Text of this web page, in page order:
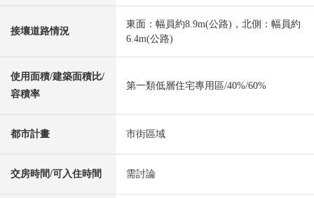
接壤道路情況
東面：幅員約8.9m(公路)，北側：幅員約
6.4m(公路)
使用面積/建築面積比/
容積率
第一類低層住宅專用區/40%/60%
都市計畫 市街區域
交房時間/可入住時間 需討論